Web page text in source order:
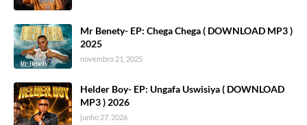
Mr Benety- EP: Chega Chega ( DOWNLOAD MP3 )
2025
novembro 21, 2025
Helder Boy- EP: Ungafa Uswisiya ( DOWNLOAD
MP3 ) 2026
junho 27, 2026